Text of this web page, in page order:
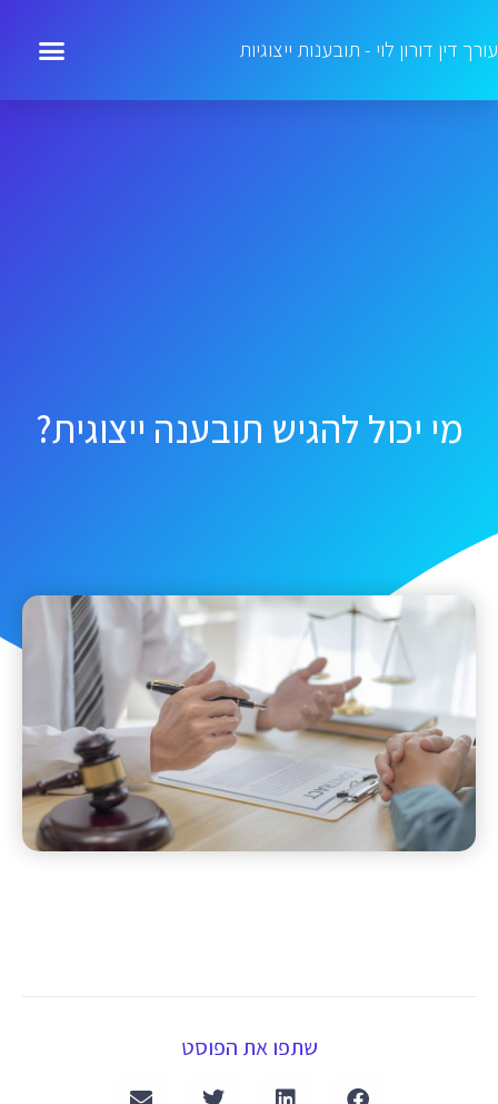
עורך דין דורון לוי - תובענות ייצוגיות
מי יכול להגיש תובענה ייצוגית?
שתפו את הפוסט